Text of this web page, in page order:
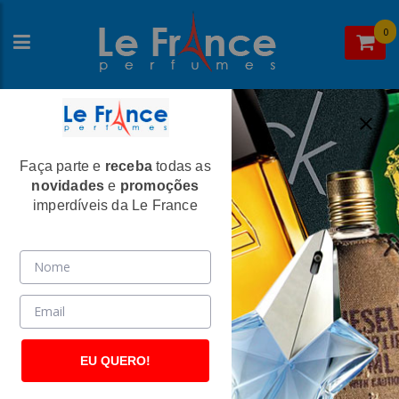
0
Home>Calvin Klein >Perfumes Femininos
Downtown Feminino Eau de Parfum -
Calvin Klein
(2014)
Faça parte e receba todas as
novidades e promoções
imperdíveis da Le France
EU QUERO!